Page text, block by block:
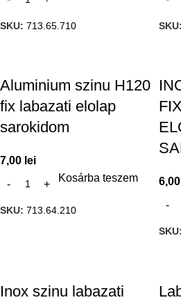
SKU: 713.65.710 SKU:
Aluminium szinu H120
fix labazati elolap
sarokidom
7,00 lei
Kosárba teszem
SKU: 713.64.210
6,00
SKU:
Inox szinu labazati